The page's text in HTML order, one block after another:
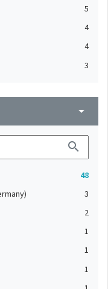
5
4
4
3
arrow_drop_down
search
48
3
2
1
1
1